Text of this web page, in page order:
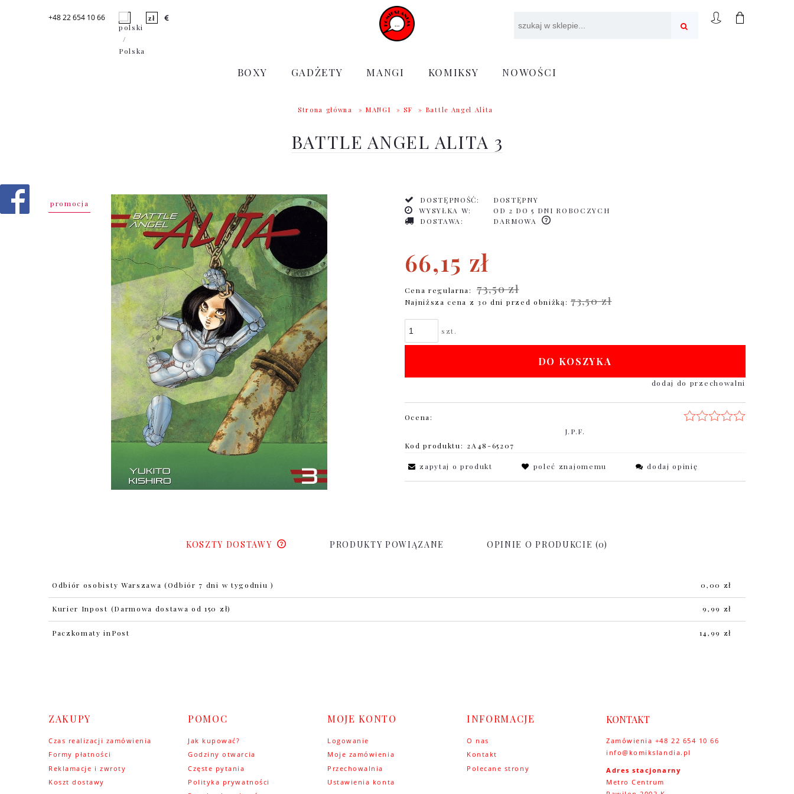
+48 22 654 10 66
BOXY GADŻETY MANGI KOMIKSY NOWOŚCI
Strona główna » MANGI » SF » Battle Angel Alita
BATTLE ANGEL ALITA 3
promocja DOSTĘPNOŚĆ:
DOSTĘPNY
WYSYŁKA W:
OD 2 DO 5 DNI ROBOCZYCH
DOSTAWA:
DARMOWA
66,15 zł
Cena regularna: 73,50 zł
Najniższa cena z 30 dni przed obniżką:73,50 zł
szt.
DO KOSZYKA
dodaj do przechowalni
Ocena:
J.P.F.
Kod produktu: 2A48-65207
zapytaj o produkt poleć znajomemu dodaj opinię
KOSZTY DOSTAWY PRODUKTY POWIĄZANE OPINIE O PRODUKCIE (0)
Odbiór osobisty Warszawa (Odbiór 7 dni w tygodniu ) 0,00 zł
Kurier Inpost (Darmowa dostawa od 150 zł) 9,99 zł
Paczkomaty inPost 14,99 zł
ZAKUPY
Czas realizacji zamówienia
Formy płatności
Reklamacje i zwroty
Koszt dostawy
POMOC
Jak kupować?
Godziny otwarcia
Częste pytania
Polityka prywatności
MOJE KONTO
Logowanie
Moje zamówienia
Przechowalnia
Ustawienia konta
INFORMACJE
O nas
Kontakt
Polecane strony
KONTAKT
Zamówienia +48 22 654 10 66
info@komikslandia.pl
Adres stacjonarny
Metro Centrum